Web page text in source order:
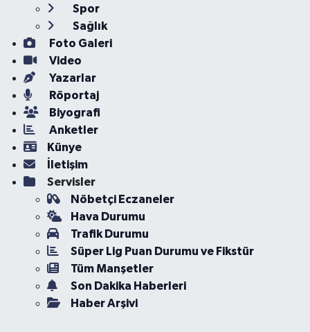
Spor
Sağlık
Foto Galeri
Video
Yazarlar
Röportaj
Biyografi
Anketler
Künye
İletişim
Servisler
Nöbetçi Eczaneler
Hava Durumu
Trafik Durumu
Süper Lig Puan Durumu ve Fikstür
Tüm Manşetler
Son Dakika Haberleri
Haber Arşivi